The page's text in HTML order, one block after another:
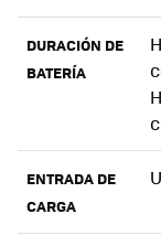
DURACIÓN DE
BATERÍA
ENTRADA DE
CARGA